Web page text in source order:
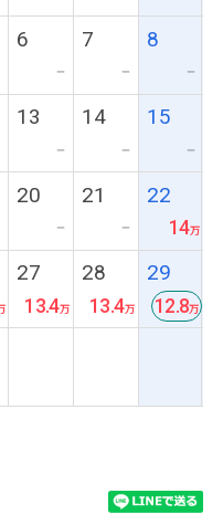
6
ー
7
ー
8
ー
13
ー
14
ー
15
ー
20
ー
21
ー
22
14
27
13.4
28
13.4
29
12.8